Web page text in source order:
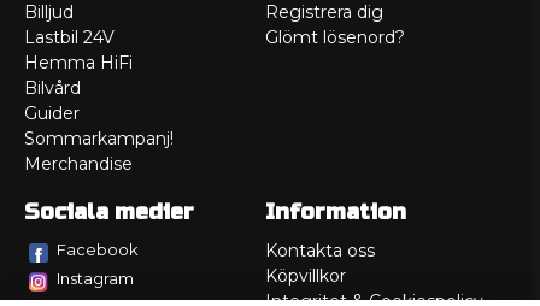
Billjud
Lastbil 24V
Hemma HiFi
Bilvård
Guider
Sommarkampanj!
Merchandise
Registrera dig
Glömt lösenord?
Sociala medier
Facebook
Instagram
Information
Kontakta oss
Köpvillkor
Integritet & Cookiespolicy